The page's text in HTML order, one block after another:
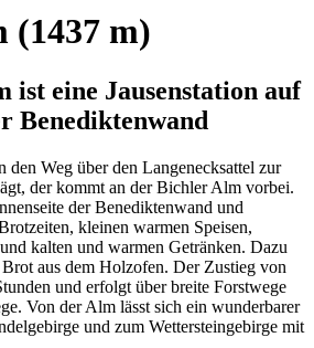
(1437 m)
ist eine Jausenstation auf
Benediktenwand
den Weg über den Langenecksattel zur
der kommt an der Bichler Alm vorbei.
der Benediktenwand und
kleinen warmen Speisen,
kalten und warmen Getränken. Dazu
Brot aus dem Holzofen. Der Zustieg von
und erfolgt über breite Forstwege
Von der Alm lässt sich ein wunderbarer
und zum Wettersteingebirge mit